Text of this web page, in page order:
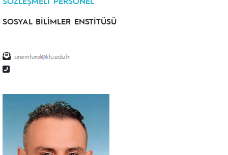
SOSYAL BİLİMLER ENSTİTÜSÜ
sinemtural